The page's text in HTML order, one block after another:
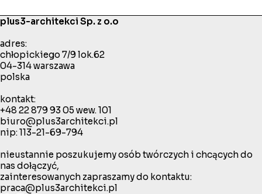
plus3-architekci Sp. z o.o
adres:
chłopickiego 7/9 lok.62
04-314 warszawa
polska
kontakt:
+48 22 879 93 05wew. 101
biuro@plus3architekci.pl
nip: 113-21-69-794
nieustannie poszukujemy osób twórczych i chcących do
nas dołączyć,
zainteresowanych zapraszamy do kontaktu:
praca@plus3architekci.pl